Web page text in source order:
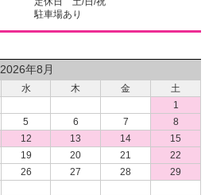
駐車場あり
2026年8月
水 木 金
土
1
5 6 7
8
12 13 14
15
19 20 21
22
26 27 28
29